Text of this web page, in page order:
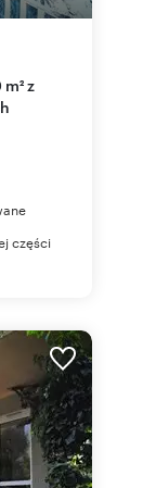
części